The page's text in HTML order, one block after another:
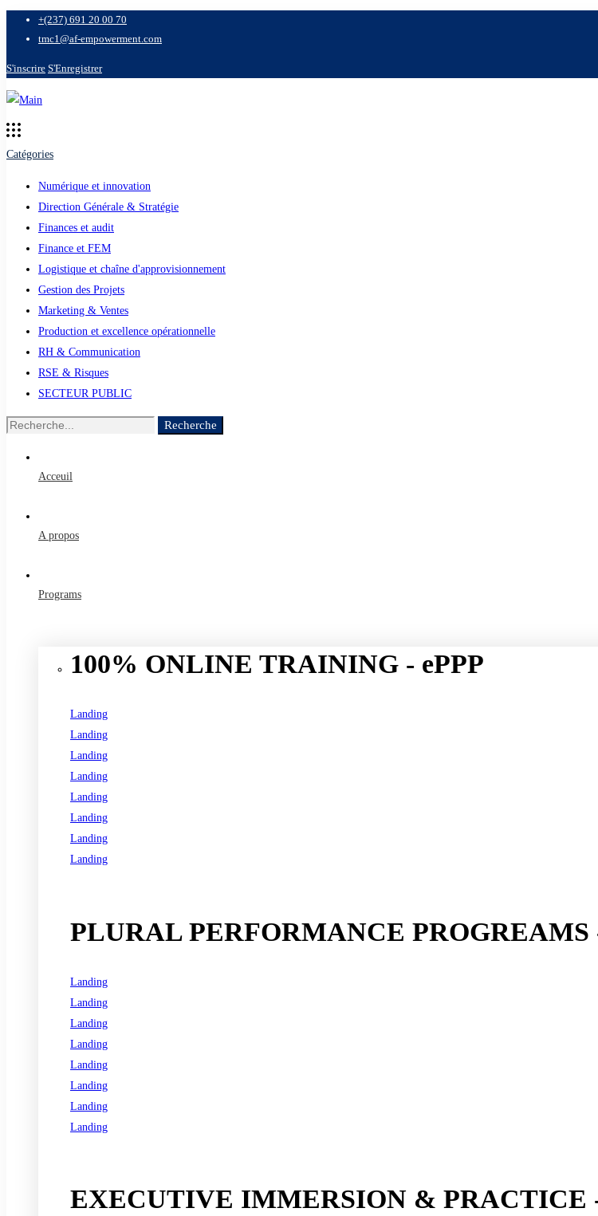
+(237) 691 20 00 70
tmc1@af-empowerment.com
S'inscrire S'Enregistrer
Catégories
Numérique et innovation
Direction Générale & Stratégie
Finances et audit
Finance et FEM
Logistique et chaîne d'approvisionnement
Gestion des Projets
Marketing & Ventes
Production et excellence opérationnelle
RH & Communication
RSE & Risques
SECTEUR PUBLIC
Recherche
Recherche
Acceuil
A propos
Programs
100% ONLINE TRAINING - ePPP
Landing
Landing
Landing
Landing
Landing
Landing
Landing
Landing
PLURAL PERFORMANCE PROGREAMS
Landing
Landing
Landing
Landing
Landing
Landing
Landing
Landing
EXECUTIVE IMMERSION & PRACTICE